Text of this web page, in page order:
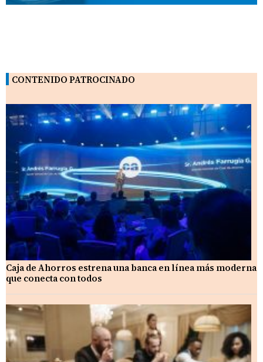
CONTENIDO PATROCINADO
Caja de Ahorros estrena una banca en línea más moderna
que conecta con todos